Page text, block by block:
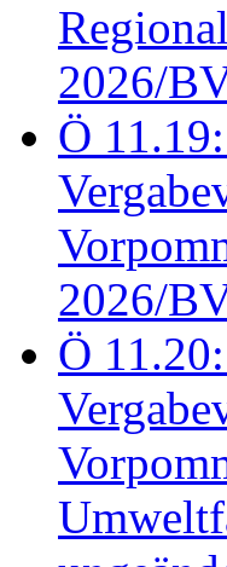
2026/
Ö
2026/
Ö